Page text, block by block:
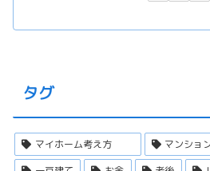
タグ
マイホーム考え方 マンショ